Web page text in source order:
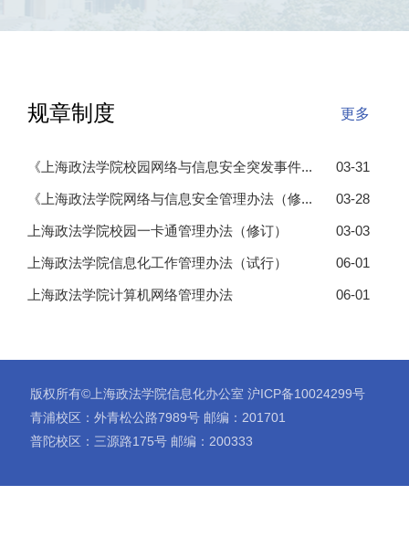
规章制度 更多
《上海政法学院校园网络与信息安全突发事件... 03-31
《上海政法学院网络与信息安全管理办法（修... 03-28
上海政法学院校园一卡通管理办法（修订） 03-03
上海政法学院信息化工作管理办法（试行） 06-01
上海政法学院计算机网络管理办法 06-01
版权所有©上海政法学院信息化办公室 沪ICP备10024299号
青浦校区：外青松公路7989号 邮编：201701
普陀校区：三源路175号 邮编：200333